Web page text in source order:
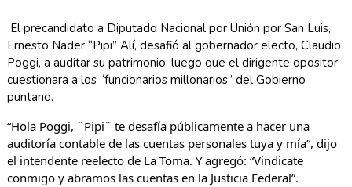
El precandidato a Diputado Nacional por Unión por San Luis,
Ernesto Nader “Pipi” Alí, desafió al gobernador electo, Claudio
Poggi, a auditar su patrimonio, luego que el dirigente opositor
cuestionara a los “funcionarios millonarios” del Gobierno
puntano.
“Hola Poggi, ¨Pipi¨ te desafía públicamente a hacer una
auditoría contable de las cuentas personales tuya y mía”, dijo
el intendente reelecto de La Toma. Y agregó: “Vindicate
conmigo y abramos las cuentas en la Justicia Federal”.